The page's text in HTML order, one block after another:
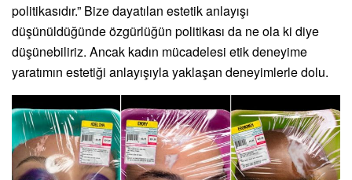
politikasıdır.” Bize dayatılan estetik anlayışı
düşünüldüğünde özgürlüğün politikası da ne ola ki diye
düşünebiliriz. Ancak kadın mücadelesi etik deneyime
yaratımın estetiği anlayışıyla yaklaşan deneyimlerle dolu.